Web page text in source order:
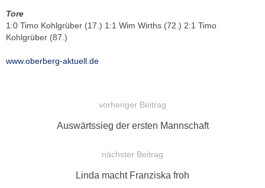
Tore
1:0 Timo Kohlgrüber (17.) 1:1 Wim Wirths (72.) 2:1 Timo
Kohlgrüber (87.)
www.oberberg-aktuell.de
vorheriger Beitrag
Vorheriger
Auswärtssieg der ersten Mannschaft
nächster Beitrag
Nächster
Linda macht Franziska froh